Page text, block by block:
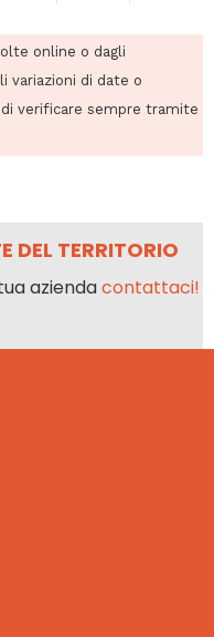
online o dagli
variazioni di date o
verificare sempre tramite
DEL TERRITORIO
aziendacontattaci!